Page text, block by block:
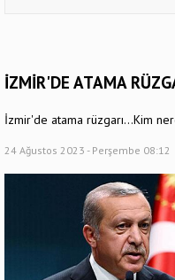
İZMİR'DE ATAMA
İzmir'de atama rüzgarı...Kim
24 Ağustos 2023 - Perşembe 08:12